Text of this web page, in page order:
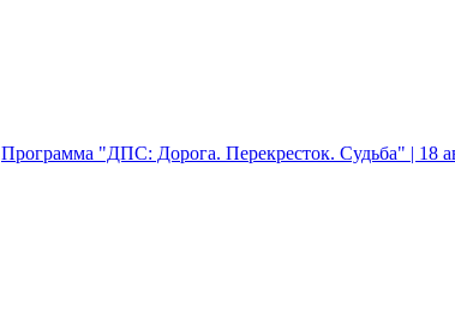
Программа "ДПС: Дорога. Перекресток. Судьба" | 18